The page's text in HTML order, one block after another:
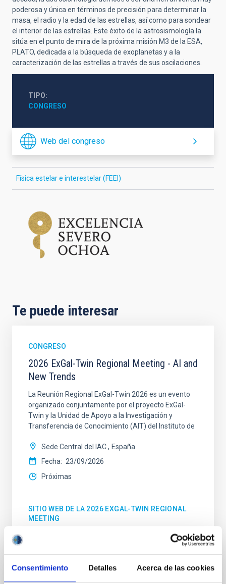
Consentimiento Detalles Acerca de las cookies
poderosa y única en términos de precisión para determinar la
masa, el radio y la edad de las estrellas, así como para sondear
el interior de las estrellas. Este éxito de la astrosismología la
sitúa en el punto de mira de la próxima misión M3 de la ESA,
PLATO, dedicada a la búsqueda de exoplanetas y a la
caracterización de las estrellas a través de sus oscilaciones.
TIPO
CONGRESO
Web del congreso
Física estelar e interestelar (FEEI)
Te puede interesar
CONGRESO
2026 ExGal-Twin Regional Meeting - AI and
New Trends
La Reunión Regional ExGal-Twin 2026 es un evento
organizado conjuntamente por el proyecto ExGal-
Twin y la Unidad de Apoyo a la Investigación y
Transferencia de Conocimiento (AIT) del Instituto de
Sede Central del IAC
España
Fecha
23/09/2026
Próximas
SITIO WEB DE LA 2026 EXGAL-TWIN REGIONAL
MEETING